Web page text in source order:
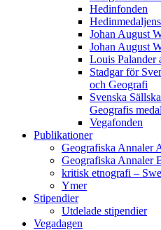
Hedinfonden
Johan August
Johan August
Louis Palander
Stadgar för
och Geografi
Svenska
Geografis
Vegafonden
Publikationer
Geografiska Annaler
Geografiska Annaler
kritisk etnografi –
Ymer
Stipendier
Utdelade stipendier
Vegadagen